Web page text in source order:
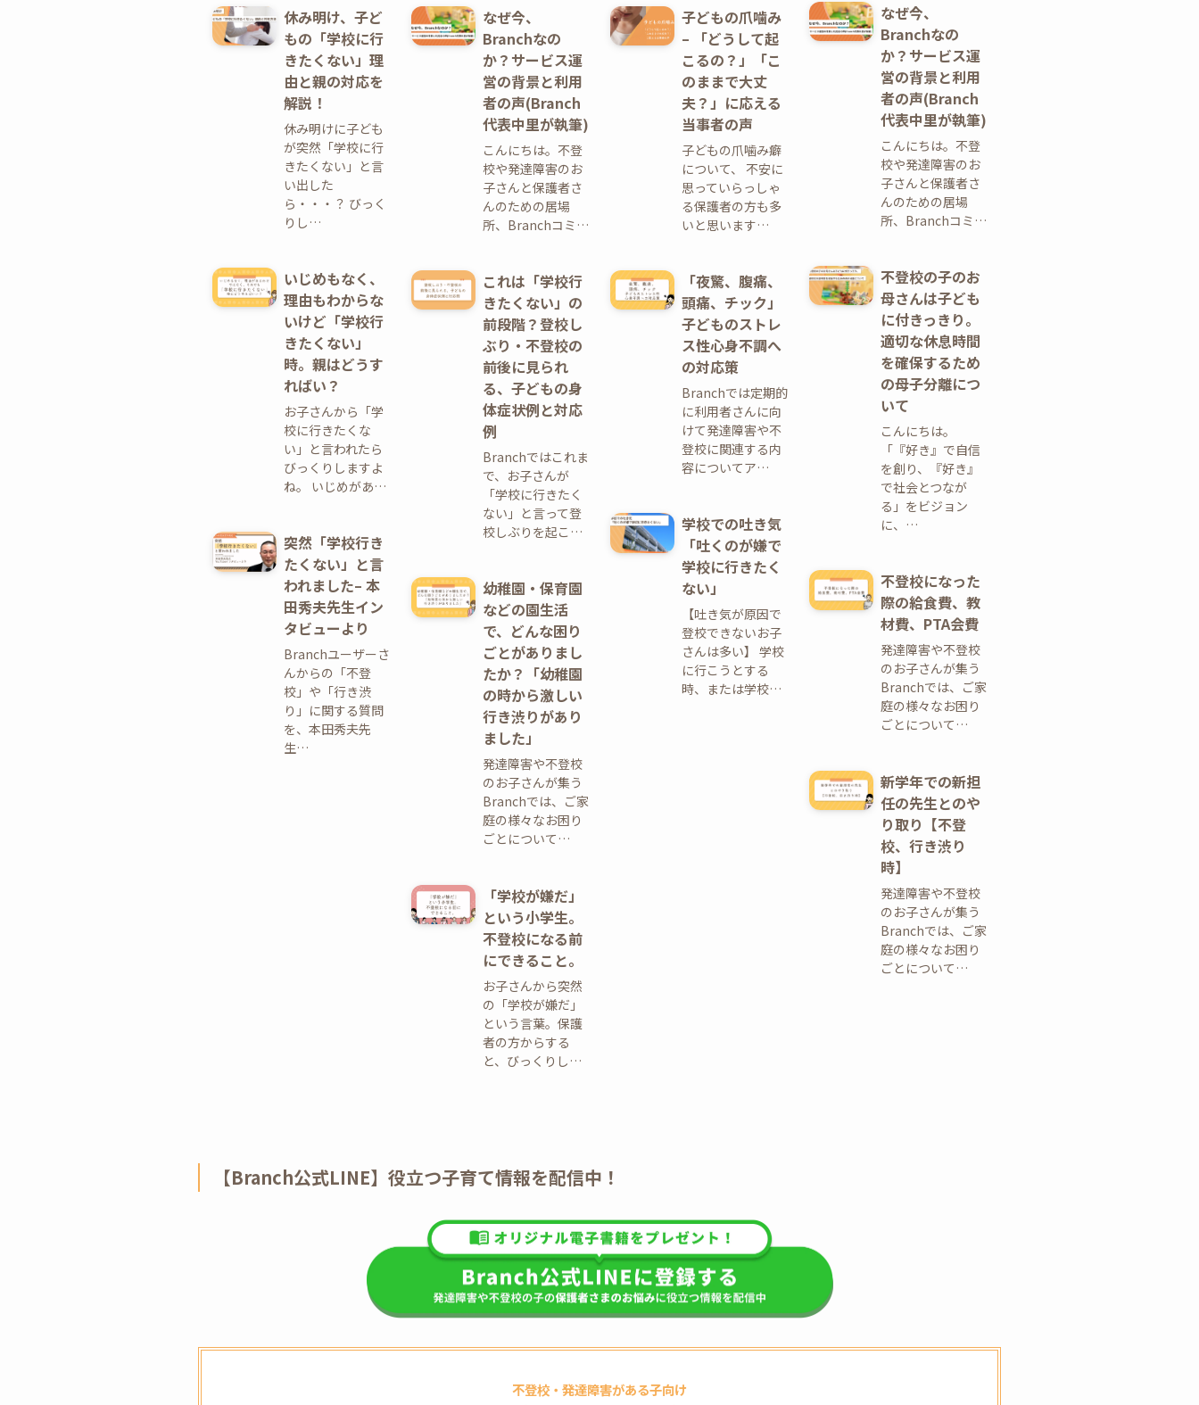
休み明け、子ど
もの「学校に行
きたくない」理
由と親の対応を
解説！
休み明けに子ども
が突然「学校に行
きたくない」と言
い出した
ら・・・？ びっく
りし…
いじめもなく、
理由もわからな
いけど「学校行
きたくない」
時。親はどうす
ればい？
お子さんから「学
校に行きたくな
い」と言われたら
びっくりしますよ
ね。 いじめがあ…
突然「学校行き
たくない」と言
われました– 本
田秀夫先生イン
タビューより
Branchユーザーさ
んからの「不登
校」や「行き渋
り」に関する質問
を、本田秀夫先
生…
なぜ今、
Branchなの
か？サービス運
営の背景と利用
者の声(Branch
代表中里が執筆)
こんにちは。不登
校や発達障害のお
子さんと保護者さ
んのための居場
所、Branchコミ…
これは「学校行
きたくない」の
前段階？登校し
ぶり・不登校の
前後に見られ
る、子どもの身
体症状例と対応
例
Branchではこれま
で、お子さんが
「学校に行きたく
ない」と言って登
校しぶりを起こ…
幼稚園・保育園
などの園生活
で、どんな困り
ごとがありまし
たか？「幼稚園
の時から激しい
行き渋りがあり
ました」
発達障害や不登校
のお子さんが集う
Branchでは、ご家
庭の様々なお困り
ごとについて…
「学校が嫌だ」
という小学生。
不登校になる前
にできること。
お子さんから突然
の「学校が嫌だ」
という言葉。保護
者の方からする
と、びっくりし…
子どもの爪噛み
– 「どうして起
こるの？」「こ
のままで大丈
夫？」に応える
当事者の声
子どもの爪噛み癖
について、 不安に
思っていらっしゃ
る保護者の方も多
いと思います…
「夜驚、腹痛、
頭痛、チック」
子どものストレ
ス性心身不調へ
の対応策
Branchでは定期的
に利用者さんに向
けて発達障害や不
登校に関連する内
容についてア…
学校での吐き気
「吐くのが嫌で
学校に行きたく
ない」
【吐き気が原因で
登校できないお子
さんは多い】 学校
に行こうとする
時、または学校…
なぜ今、
Branchなの
か？サービス運
営の背景と利用
者の声(Branch
代表中里が執筆)
こんにちは。不登
校や発達障害のお
子さんと保護者さ
んのための居場
所、Branchコミ…
不登校の子のお
母さんは子ども
に付きっきり。
適切な休息時間
を確保するため
の母子分離につ
いて
こんにちは。
「『好き』で自信
を創り、『好き』
で社会とつなが
る」をビジョン
に、…
不登校になった
際の給食費、教
材費、PTA会費
発達障害や不登校
のお子さんが集う
Branchでは、ご家
庭の様々なお困り
ごとについて…
新学年での新担
任の先生とのや
り取り【不登
校、行き渋り
時】
発達障害や不登校
のお子さんが集う
Branchでは、ご家
庭の様々なお困り
ごとについて…
【Branch公式LINE】役立つ子育て情報を配信中！
不登校・発達障害がある子向け